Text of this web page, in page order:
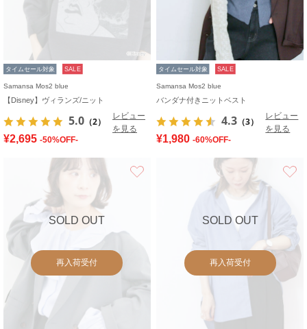
タイムセール対象 SALE
Samansa Mos2 blue
【Disney】ヴィランズ/ニット
5.0 （2）
レビュー
を見る
¥2,695 -50%OFF-
タイムセール対象 SALE
Samansa Mos2 blue
バンダナ付きニットベスト
4.3 （3）
レビュー
を見る
¥1,980 -60%OFF-
SOLD OUT
再入荷受付
SOLD OUT
再入荷受付